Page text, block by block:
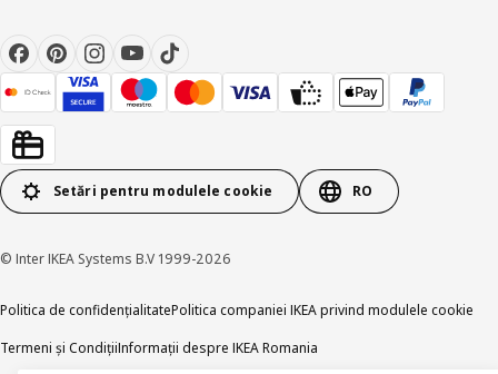
Setări pentru modulele cookie RO
© Inter IKEA Systems B.V 1999-2026
Politica de confidențialitatePolitica companiei IKEA privind modulele cookie
Termeni și CondițiiInformații despre IKEA Romania